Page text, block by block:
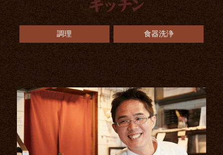
調理 食器洗浄
調理や新メニューの考案、食器洗い、原価率を踏まえた仕入
れまで様々な仕事内容がございます。 飲食店の顔でもある
「お料理の味」を握る重要なポジションです。